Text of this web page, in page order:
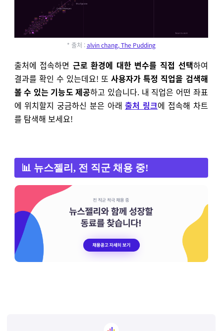
* 출처 :alvin chang, The Pudding
출처에 접속하면 근로 환경에 대한 변수를 직접 선택하여
결과를 확인 수 있는데요! 또사용자가 특정 직업을 검색해
볼 수 있는 기능도 제공하고 있습니다. 내 직업은 어떤 좌표
에 위치할지 궁금하신 분은 아래출처 링크에 접속해 차트
를 탐색해 보세요!
📊 뉴스젤리, 전 직군 채용 중!